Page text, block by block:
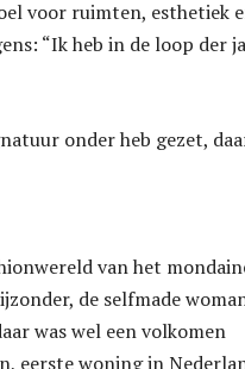
voor ruimten, esthetiek
“Ik heb in de loop der
onder heb gezet,
van het
de selfmade
was wel een volkomen
eerste woning in